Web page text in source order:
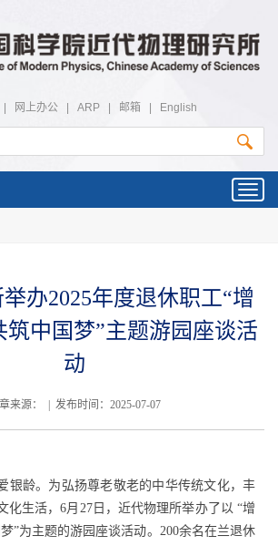
网上办公 ARP 邮箱 English
办2025年度退休职工“增
筑中国梦”主题游园座谈活
动
来源： | 发布时间：2025-07-07
银龄。为弘扬尊老敬老的中华传统文化，丰
化生活，6月 27日，近代物理所举办了以 “增
”为主题的游园座谈活动。 200余名在兰退休